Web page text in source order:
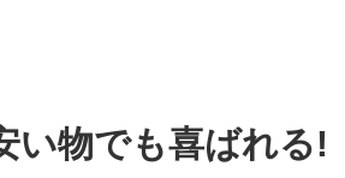
い物でも喜ばれる!